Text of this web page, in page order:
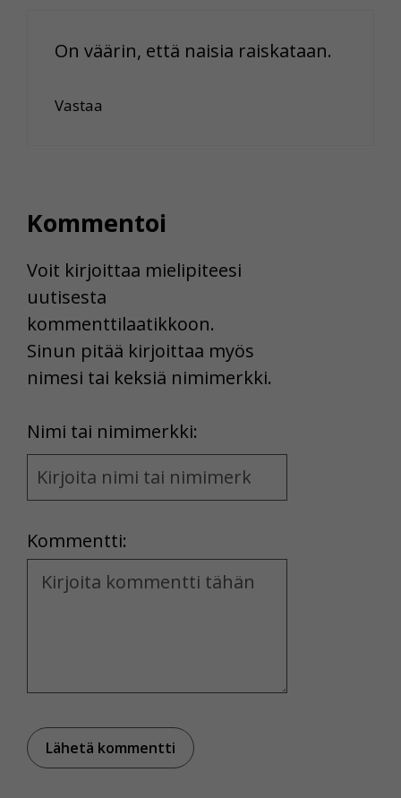
On väärin, että naisia raiskataan.
Vastaa
Kommentoi
Voit kirjoittaa mielipiteesi
uutisesta
kommenttilaatikkoon.
Sinun pitää kirjoittaa myös
nimesi tai keksiä nimimerkki.
Nimi tai nimimerkki:
Name
and
Kommentti:
Kommentti